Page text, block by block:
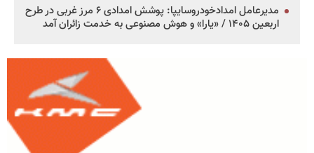
مدیرعامل امدادخودروسایپا: پوشش امدادی ۶ مرز غربی در طرح
اربعین ۱۴۰۵ / «یارا» و هوش مصنوعی به خدمت زائران آمد